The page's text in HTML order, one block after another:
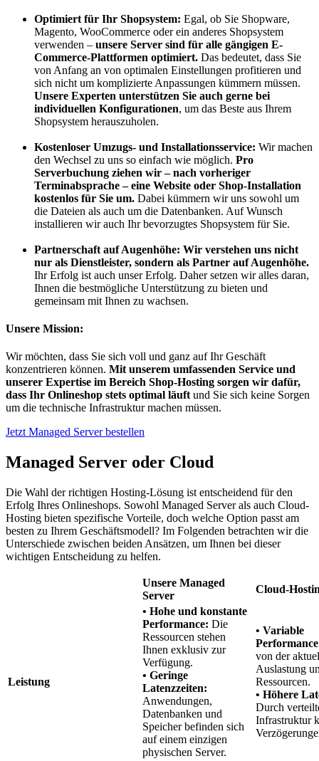
Optimiert für Ihr Shopsystem: Egal, ob Sie Shopware,
Magento, WooCommerce oder ein anderes Shopsystem
verwenden – unsere Server sind für alle gängigen E-
Commerce-Plattformen optimiert. Das bedeutet, dass Sie
von Anfang an von optimalen Einstellungen profitieren und
sich nicht um komplizierte Anpassungen kümmern müssen.
Unsere Experten unterstützen Sie auch gerne bei
individuellen Konfigurationen, um das Beste aus Ihrem
Shopsystem herauszuholen.
Kostenloser Umzugs- und Installationsservice: Wir machen
den Wechsel zu uns so einfach wie möglich. Pro
Serverbuchung ziehen wir – nach vorheriger
Terminabsprache – eine Website oder Shop-Installation
kostenlos für Sie um. Dabei kümmern wir uns sowohl um
die Dateien als auch um die Datenbanken. Auf Wunsch
installieren wir auch Ihr bevorzugtes Shopsystem für Sie.
Partnerschaft auf Augenhöhe: Wir verstehen uns nicht
nur als Dienstleister, sondern als Partner auf Augenhöhe.
Ihr Erfolg ist auch unser Erfolg. Daher setzen wir alles daran,
Ihnen die bestmögliche Unterstützung zu bieten und
gemeinsam mit Ihnen zu wachsen.
Unsere Mission:
Wir möchten, dass Sie sich voll und ganz auf Ihr Geschäft
konzentrieren können. Mit unserem umfassenden Service und
unserer Expertise im Bereich Shop-Hosting sorgen wir dafür,
dass Ihr Onlineshop stets optimal läuft und Sie sich keine Sorgen
um die technische Infrastruktur machen müssen.
Jetzt Managed Server bestellen
Managed Server oder Cloud
Die Wahl der richtigen Hosting-Lösung ist entscheidend für den
Erfolg Ihres Onlineshops. Sowohl Managed Server als auch Cloud-
Hosting bieten spezifische Vorteile, doch welche Option passt am
besten zu Ihrem Geschäftsmodell? Im Folgenden betrachten wir die
Unterschiede zwischen beiden Ansätzen, um Ihnen bei dieser
wichtigen Entscheidung zu helfen.
Unsere Managed
Server
Cloud-
Leistung
• Hohe und konstante
Performance: Die
Ressourcen stehen
Ihnen exklusiv zur
Verfügung.
• Geringe
Latenzzeiten:
Anwendungen,
Datenbanken und
Speicher befinden sich
auf einem einzigen
physischen Server.
• Variable
von der
Auslastung
Ressourcen.
• Höhere
Durch
Infrastruktur